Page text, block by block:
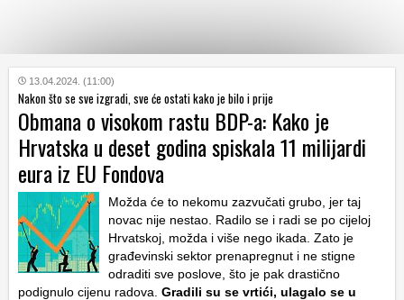
KATEGORIJE
HRVATSKI
WEB
13.04.2024. (11:00)
Nakon što se sve izgradi, sve će ostati kako je bilo i prije
Obmana o visokom rastu BDP-a: Kako je
Hrvatska u deset godina spiskala 11 milijardi
eura iz EU Fondova
Možda će to nekomu zazvučati grubo, jer taj
novac nije nestao. Radilo se i radi se po cijeloj
Hrvatskoj, možda i više nego ikada. Zato je
građevinski sektor prenapregnut i ne stigne
odraditi sve poslove, što je pak drastično
podignulo cijenu radova. Gradili su se vrtići, ulagalo se u